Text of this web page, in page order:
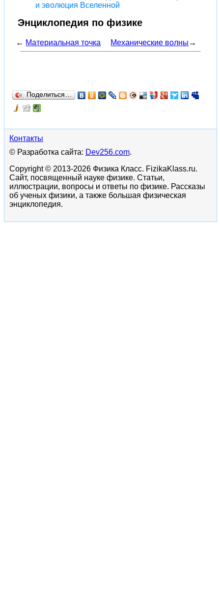
и эволюция Вселенной
Энциклопедия по физике
← Материальная точка Механические волны →
Поделиться…
Контакты
© Разработка сайта: Dev256.com.
Copyright © 2013-2026 Физика Класс. FizikaKlass.ru.
Сайт, посвященный науке физике. Статьи,
иллюстрации, вопросы и ответы по физике. Рассказы
об ученых физики, а также большая физическая
энциклопедия.